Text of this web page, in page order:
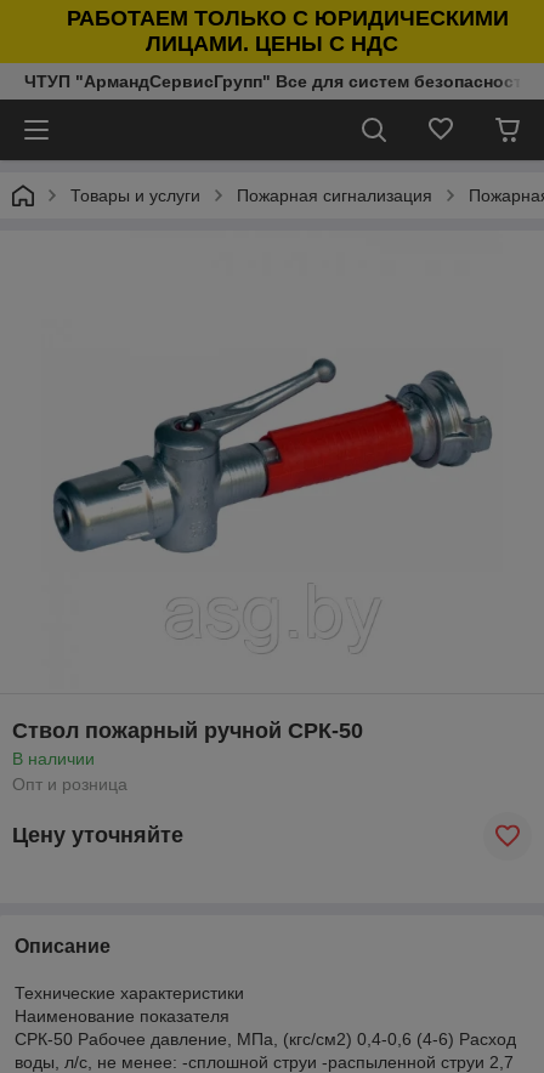
РАБОТАЕМ ТОЛЬКО С ЮРИДИЧЕСКИМИ
ЛИЦАМИ. ЦЕНЫ С НДС
ЧТУП "АрмандСервисГрупп" Все для систем безопасности
Товары и услуги Пожарная сигнализация
Ствол пожарный ручной СРК-50
В наличии
Опт и розница
Цену уточняйте
Описание
Технические характеристики
Наименование показателя
СРК-50 Рабочее давление, МПа, (кгс/см2) 0,4-0,6 (4-6) Расход
воды, л/с, не менее: -сплошной струи -распыленной струи 2,7